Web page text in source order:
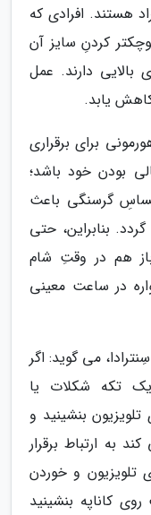
هستند. افرادی که
کردنِ سایز آن
دارند. عمل
یابد.
برای برقراری
بودن خود باشد؛
گرسنگی باعث
بنابراین، حتی
هم در وقتِ شام
در ساعت معینی
می گوید: اگر
تکه شکلات یا
بنشینید و
به ارتباط برقرار
تلویزیون و خوردن
کاناپه بنشینید